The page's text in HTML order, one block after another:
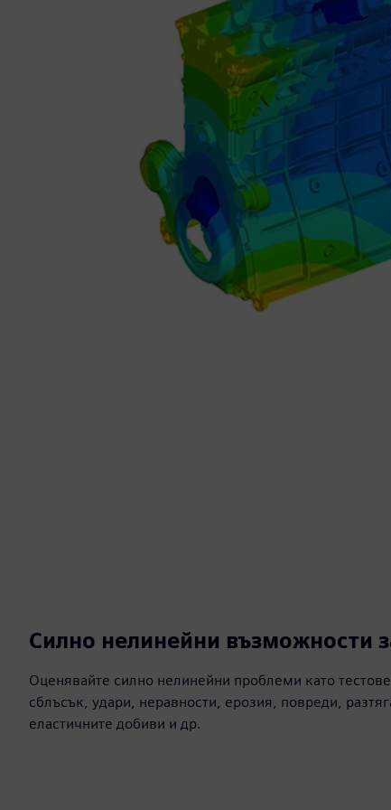
Силно нелинейни възможности
Оценявайте силно нелинейни проблеми като
сблъсък, удари, неравности, ерозия, повреди,
еластичните добиви и др.